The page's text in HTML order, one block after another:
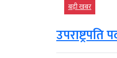
बड़ी खबर